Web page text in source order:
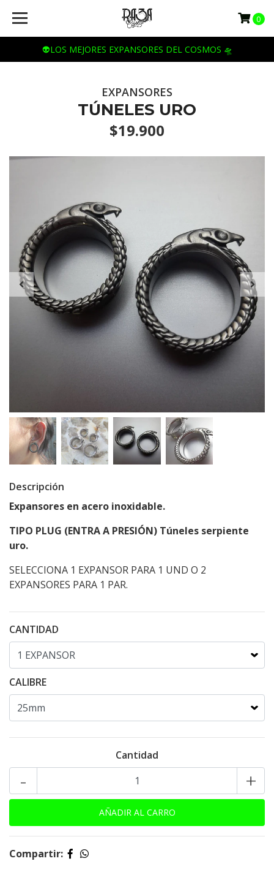
👽LOS MEJORES EXPANSORES DEL COSMOS 🛸
0
EXPANSORES
TÚNELES URO
$19.900
Descripción
Expansores en acero inoxidable.
TIPO PLUG (ENTRA A PRESIÓN) Túneles serpiente
uro.
SELECCIONA 1 EXPANSOR PARA 1 UND O 2
EXPANSORES PARA 1 PAR.
CANTIDAD
CALIBRE
Cantidad
+
-
Compartir: